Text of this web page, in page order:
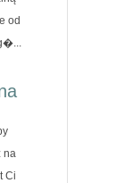
od
na
Ci